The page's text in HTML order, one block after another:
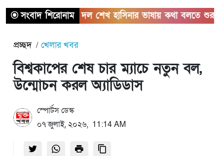
সংবাদ শিরোনাম
বিরোধী দল শেখ হাসিনার ভাষায় কথা বলতে শুরু
প্রচ্ছদ খেলার খবর
বিশ্বকাপের শেষ চার ম্যাচে নতুন বল,
উন্মোচন করল অ্যাডিডাস
স্পোর্টস ডেস্ক
০৭ জুলাই, ২০২৬, 11:14 AM